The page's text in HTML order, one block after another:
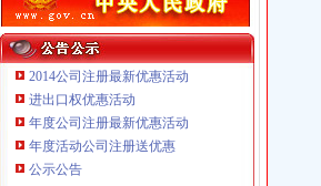
本站导航
2014公司注册最新优惠活动
进出口权优惠活动
年度公司注册最新优惠活动
年度活动公司注册送优惠
公示公告
重庆鸽牌电线电缆有限公司 渝北10010万 (进出口权)
重庆傲志众达投资咨询有限责任公司 渝九1000万 （
重庆臣夫商贸有限公司 （执照专让）